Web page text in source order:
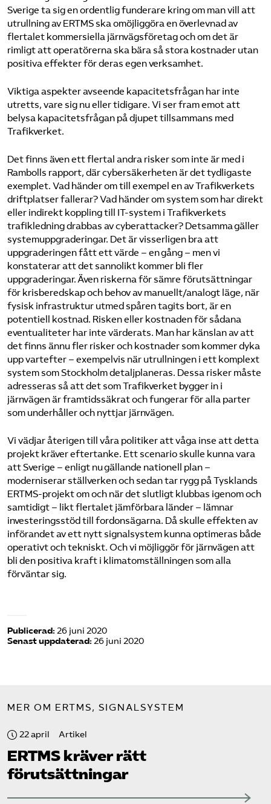
Sverige ta sig en ordentlig funderare kring om man vill att
utrullning av ERTMS ska omöjliggöra en överlevnad av
flertalet kommersiella järnvägsföretag och om det är
rimligt att operatörerna ska bära så stora kostnader utan
positiva effekter för deras egen verksamhet.
Viktiga aspekter avseende kapacitetsfrågan har inte
utretts, vare sig nu eller tidigare. Vi ser fram emot att
belysa kapacitetsfrågan på djupet tillsammans med
Trafikverket.
Det finns även ett flertal andra risker som inte är med i
Rambolls rapport, där cybersäkerheten är det tydligaste
exemplet. Vad händer om till exempel en av Trafikverkets
driftplatser fallerar? Vad händer om system som har direkt
eller indirekt koppling till IT-system i Trafikverkets
trafikledning drabbas av cyberattacker? Detsamma gäller
systemuppgraderingar. Det är visserligen bra att
uppgraderingen fått ett värde – en gång – men vi
konstaterar att det sannolikt kommer bli fler
uppgraderingar. Även riskerna för sämre förutsättningar
för krisberedskap och behov av manuellt/analogt läge, när
fysisk infrastruktur utmed spåren tagits bort, är en
potentiell kostnad. Risken eller kostnaden för sådana
eventualiteter har inte värderats. Man har känslan av att
det finns ännu fler risker och kostnader som kommer dyka
upp vartefter – exempelvis när utrullningen i ett komplext
system som Stockholm detaljplaneras. Dessa risker måste
adresseras så att det som Trafikverket bygger in i
järnvägen är framtidssäkrat och fungerar för alla parter
som underhåller och nyttjar järnvägen.
Vi vädjar återigen till våra politiker att våga inse att detta
projekt kräver eftertanke. Ett scenario skulle kunna vara
att Sverige – enligt nu gällande nationell plan –
moderniserar ställverken och sedan tar rygg på Tysklands
ERTMS-projekt om och när det slutligt klubbas igenom och
samtidigt – likt flertalet jämförbara länder – lämnar
investeringsstöd till fordonsägarna. Då skulle effekten av
införandet av ett nytt signalsystem kunna optimeras både
operativt och tekniskt. Och vi möjliggör för järnvägen att
bli den positiva kraft i klimatomställningen som alla
förväntar sig.
Publicerad: 26 juni 2020
Senast uppdaterad: 26 juni 2020
MER OM ERTMS, SIGNALSYSTEM
22 april Artikel
ERTMS kräver rätt
förutsättningar